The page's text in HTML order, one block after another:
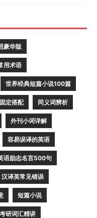
豪华版
用术语
世界经典短篇小说100篇
定搭配 同义词辨析
外刊小词详解
容易误译的英语
语励志名言500句
汉译英常见错误
短篇小说
考研词汇精讲